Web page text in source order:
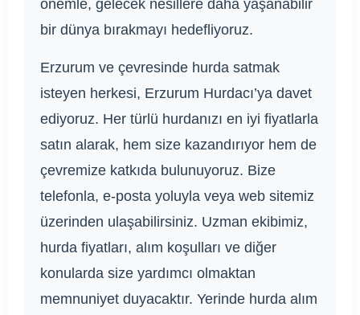
önemle, gelecek nesillere daha yaşanabilir
bir dünya bırakmayı hedefliyoruz.
Erzurum ve çevresinde hurda satmak
isteyen herkesi, Erzurum Hurdacı’ya davet
ediyoruz. Her türlü hurdanızı en iyi fiyatlarla
satın alarak, hem size kazandırıyor hem de
çevremize katkıda bulunuyoruz. Bize
telefonla, e-posta yoluyla veya web sitemiz
üzerinden ulaşabilirsiniz. Uzman ekibimiz,
hurda fiyatları, alım koşulları ve diğer
konularda size yardımcı olmaktan
memnuniyet duyacaktır. Yerinde hurda alım